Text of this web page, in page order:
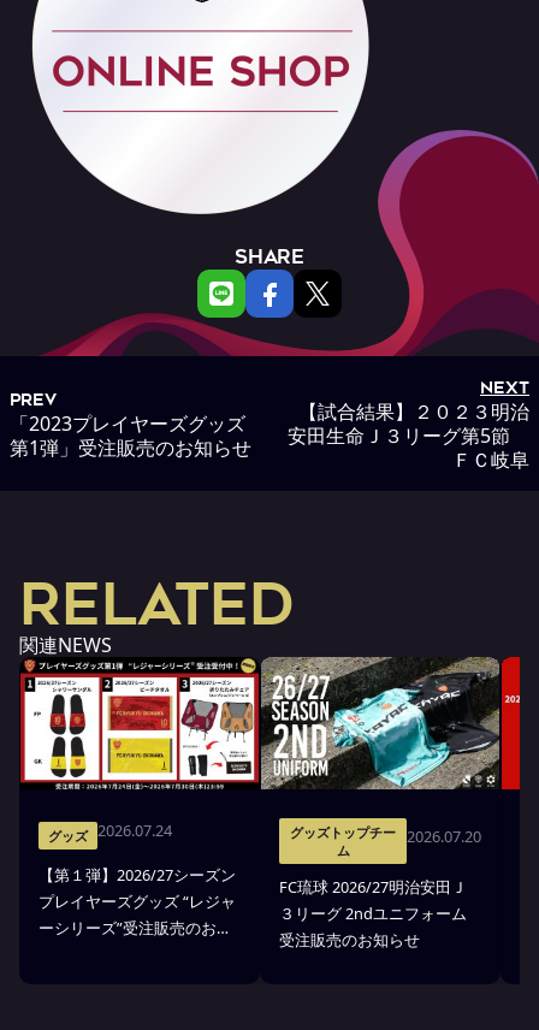
SHARE
PREV
「2023プレイヤーズグッズ
第1弾」受注販売のお知らせ
NEXT
【試合結果】２０２３明治
安田生命Ｊ３リーグ第5節
ＦＣ岐阜
RELATED
関連NEWS
グッズ 2026.07.24
【第１弾】2026/27シーズン
プレイヤーズグッズ “レジャ
ーシリーズ”受注販売のお知
グッズトップチー
ム
2026.07.20
FC琉球 2026/27明治安田Ｊ
３リーグ 2ndユニフォーム
受注販売のお知らせ